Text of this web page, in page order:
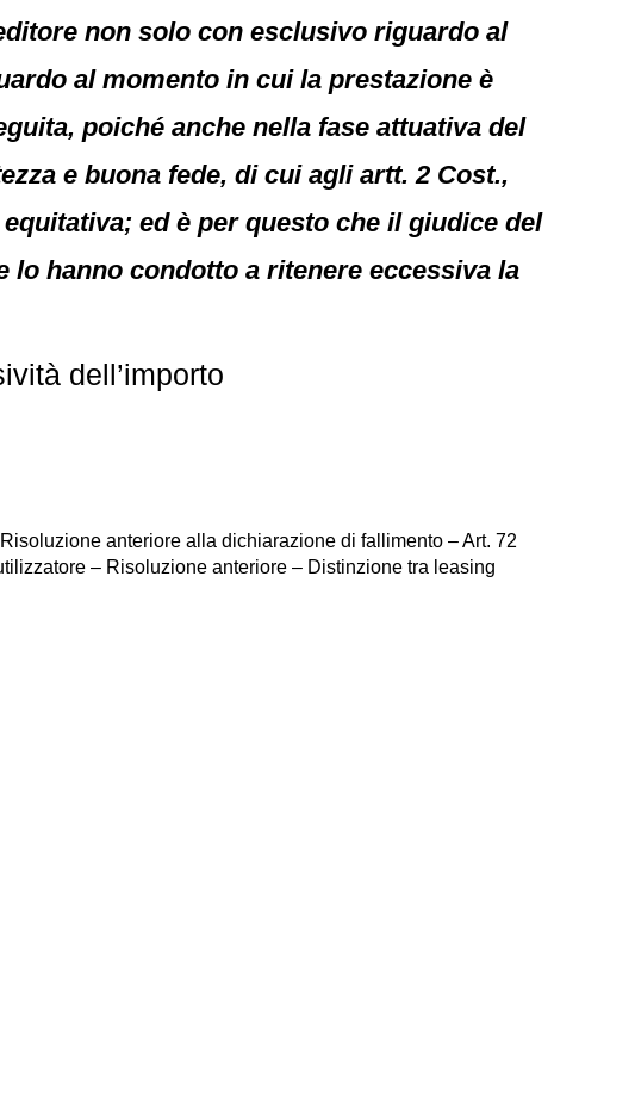
non solo con esclusivo riguardo al
al momento in cui la prestazione è
poiché anche nella fase attuativa del
e buona fede, di cui agli artt. 2 Cost.,
ed è per questo che il giudice del
hanno condotto a ritenere eccessiva la
dell’importo
anteriore alla dichiarazione di fallimento – Art. 72
– Risoluzione anteriore – Distinzione tra leasing